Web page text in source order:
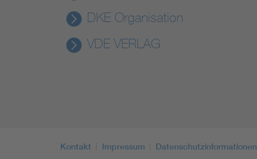
DKE Organisation
VDE VERLAG
Kontakt Impressum Datenschutzinformationen